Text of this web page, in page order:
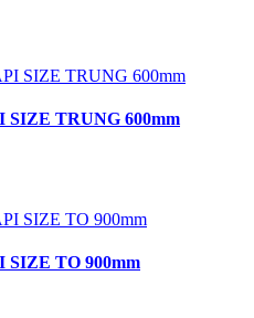
SIZE TRUNG 600mm
SIZE TO 900mm